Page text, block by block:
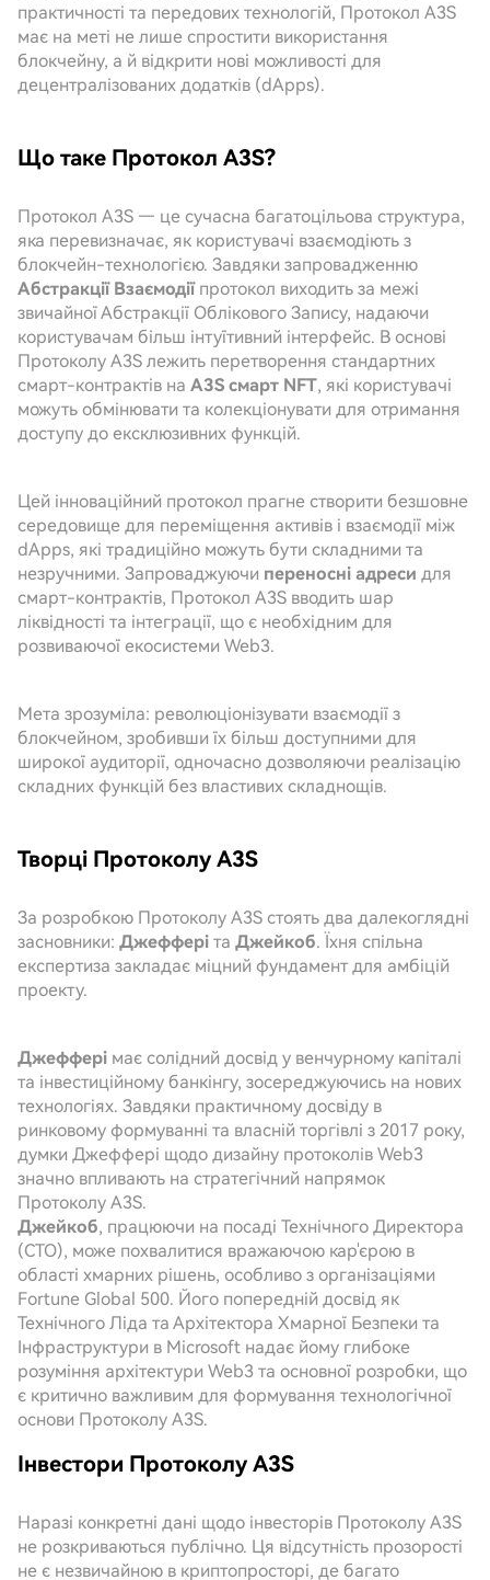
практичності та передових технологій, Протокол A3S
має на меті не лише спростити використання
блокчейну, а й відкрити нові можливості для
децентралізованих додатків (dApps).
Що таке Протокол A3S?
Протокол A3S — це сучасна багатоцільова структура,
яка перевизначає, як користувачі взаємодіють з
блокчейн-технологією. Завдяки запровадженню
Абстракції Взаємодіїпротокол виходить за межі
звичайної Абстракції Облікового Запису, надаючи
користувачам більш інтуїтивний інтерфейс. В основі
Протоколу A3S лежить перетворення стандартних
смарт-контрактів на A3S смарт NFT, які користувачі
можуть обмінювати та колекціонувати для отримання
доступу до ексклюзивних функцій.
Цей інноваційний протокол прагне створити безшовне
середовище для переміщення активів і взаємодії між
dApps, які традиційно можуть бути складними та
незручними. Запроваджуючи переносні адреси для
смарт-контрактів, Протокол A3S вводить шар
ліквідності та інтеграції, що є необхідним для
розвиваючої екосистеми Web3.
Мета зрозуміла: революціонізувати взаємодії з
блокчейном, зробивши їх більш доступними для
широкої аудиторії, одночасно дозволяючи реалізацію
складних функцій без властивих складнощів.
Творці Протоколу A3S
За розробкою Протоколу A3S стоять два далекоглядні
засновники: Джеффері та Джейкоб. Їхня спільна
експертиза закладає міцний фундамент для амбіцій
проекту.
Джеффері має солідний досвід у венчурному капіталі
та інвестиційному банкінгу, зосереджуючись на нових
технологіях. Завдяки практичному досвіду в
ринковому формуванні та власній торгівлі з 2017 року,
думки Джеффері щодо дизайну протоколів Web3
значно впливають на стратегічний напрямок
Протоколу A3S.
Джейкоб, працюючи на посаді Технічного Директора
(CTO), може похвалитися вражаючою кар'єрою в
області хмарних рішень, особливо з організаціями
Fortune Global 500. Його попередній досвід як
Технічного Ліда та Архітектора Хмарної Безпеки та
Інфраструктури в Microsoft надає йому глибоке
розуміння архітектури Web3 та основної розробки, що
є критично важливим для формування технологічної
основи Протоколу A3S.
Інвестори Протоколу A3S
Наразі конкретні дані щодо інвесторів Протоколу A3S
не розкриваються публічно. Ця відсутність прозорості
не є незвичайною в криптопросторі, де багато